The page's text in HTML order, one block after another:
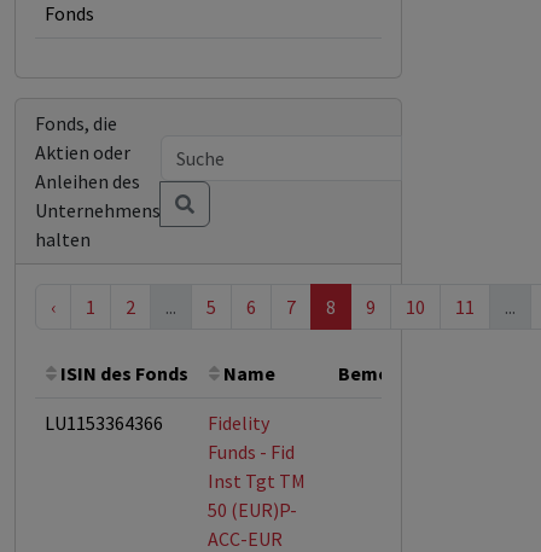
Fonds
Fonds, die
Aktien oder
Anleihen des
Unternehmens
halten
‹ 1 2 ... 5 6 7 8 9 10 11 ...
ISIN des Fonds Name Bemerkung
LU1153364366
Fidelity
Funds - Fid
Inst Tgt TM
50 (EUR)P-
ACC-EUR